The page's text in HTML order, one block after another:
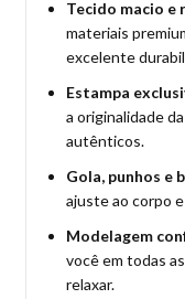
Tecido macio e
materiais
excelente
Estampa
a originalidade
autênticos.
Gola, punhos e
ajuste ao corpo
Modelagem
você em todas
relaxar.